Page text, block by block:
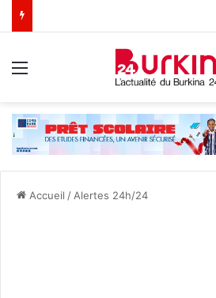
Accueil / Alertes 24h/24